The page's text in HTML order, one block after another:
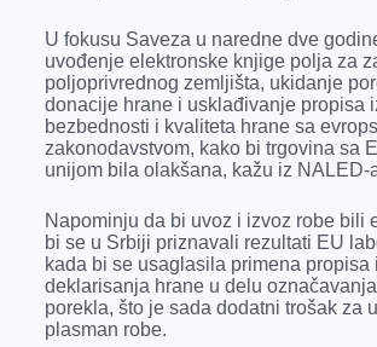
U fokusu Saveza u naredne dve
uvođenje elektronske knjige polja za
poljoprivrednog zemljišta, ukidanje
donacije hrane i usklađivanje propisa
bezbednosti i kvaliteta hrane sa
zakonodavstvom, kako bi trgovina sa
unijom bila olakšana, kažu iz NALED-
Napominju da bi uvoz i izvoz robe bili
bi se u Srbiji priznavali rezultati EU
kada bi se usaglasila primena propisa
deklarisanja hrane u delu
porekla, što je sada dodatni trošak za
plasman robe.